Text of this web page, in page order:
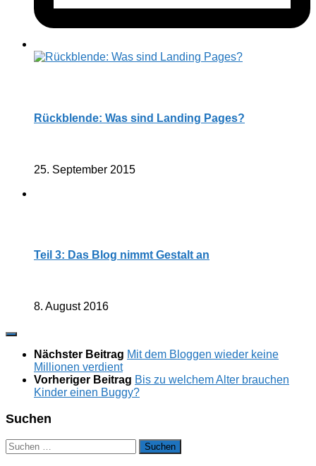
Rückblende: Was sind Landing Pages?
25. September 2015
Teil 3: Das Blog nimmt Gestalt an
8. August 2016
Nächster Beitrag Mit dem Bloggen wieder keine
Millionen verdient
Vorheriger Beitrag Bis zu welchem Alter brauchen
Kinder einen Buggy?
Suchen
Suchen
nach: